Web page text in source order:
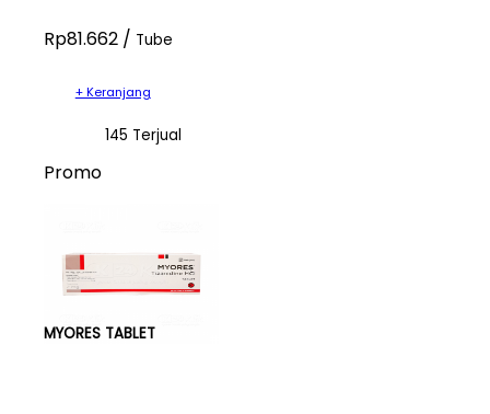
Rp81.662 / Tube
+ Keranjang
145 Terjual
Promo
MYORES TABLET